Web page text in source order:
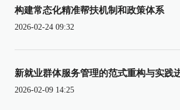
构建常态化精准帮扶机制和政策体系
2026-02-24 09:32
新就业群体服务管理的范式重构与实践
2026-02-09 14:25